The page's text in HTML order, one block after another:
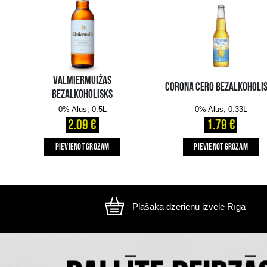
Attēls ir ilustratīvs, preces izskats var
CITI MŪSU KLIENTI IZVĒLAS